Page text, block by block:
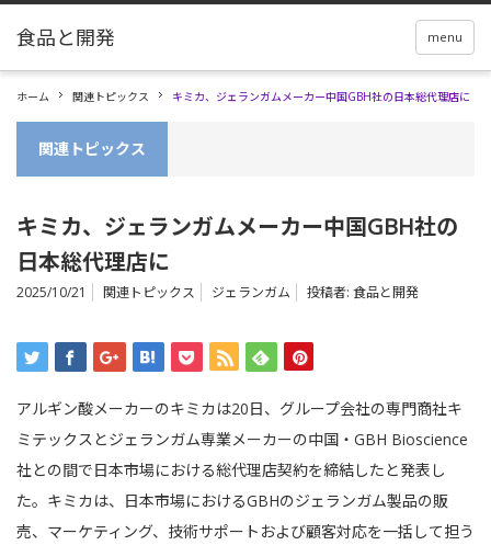
menu
ホーム 関連トピックス キミカ、ジェランガムメーカー中国GBH社の日本総代理店に
関連トピックス
キミカ、ジェランガムメーカー中国GBH社の
日本総代理店に
2025/10/21 関連トピックス ジェランガム 投稿者: 食品と開発
アルギン酸メーカーのキミカは20日、グループ会社の専門商社キ
ミテックスとジェランガム専業メーカーの中国・GBH Bioscience
社との間で日本市場における総代理店契約を締結したと発表し
た。キミカは、日本市場におけるGBHのジェランガム製品の販
売、マーケティング、技術サポートおよび顧客対応を一括して担う